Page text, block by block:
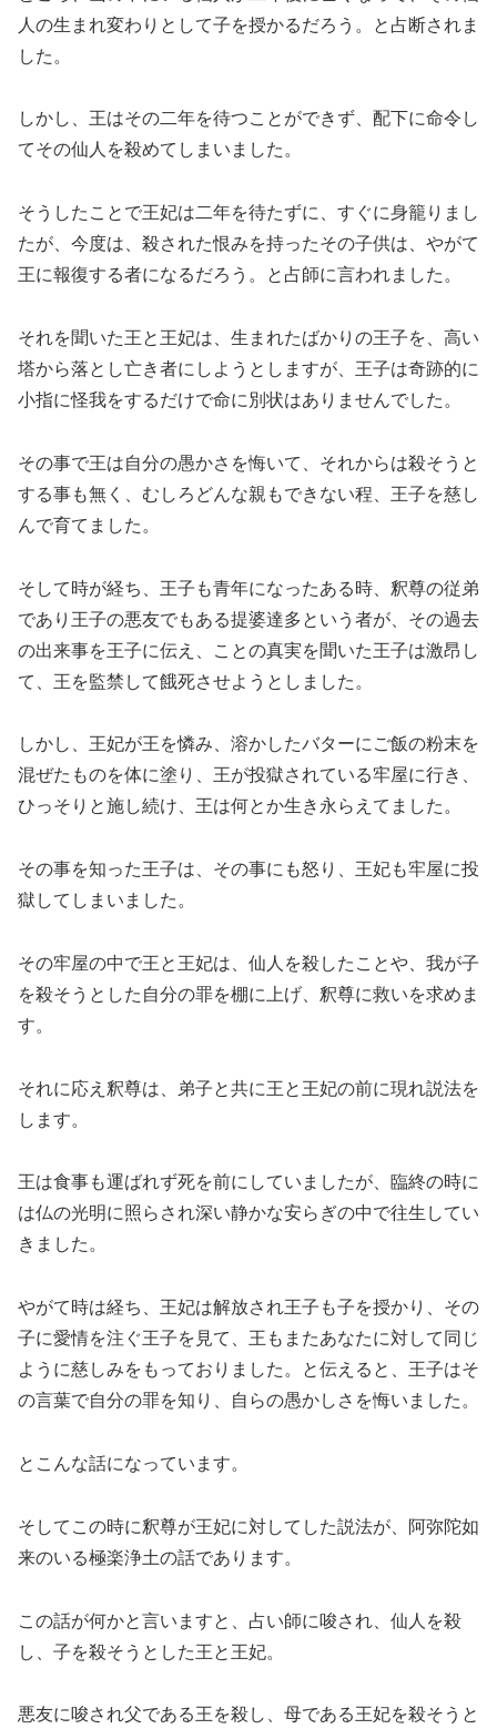
人の生まれ変わりとして子を授かるだろう。と占断されま
した。
しかし、王はその二年を待つことができず、配下に命令し
てその仙人を殺めてしまいました。
そうしたことで王妃は二年を待たずに、すぐに身籠りまし
たが、今度は、殺された恨みを持ったその子供は、やがて
王に報復する者になるだろう。と占師に言われました。
それを聞いた王と王妃は、生まれたばかりの王子を、高い
塔から落とし亡き者にしようとしますが、王子は奇跡的に
小指に怪我をするだけで命に別状はありませんでした。
その事で王は自分の愚かさを悔いて、それからは殺そうと
する事も無く、むしろどんな親もできない程、王子を慈し
んで育てました。
そして時が経ち、王子も青年になったある時、釈尊の従弟
であり王子の悪友でもある提婆達多という者が、その過去
の出来事を王子に伝え、ことの真実を聞いた王子は激昂し
て、王を監禁して餓死させようとしました。
しかし、王妃が王を憐み、溶かしたバターにご飯の粉末を
混ぜたものを体に塗り、王が投獄されている牢屋に行き、
ひっそりと施し続け、王は何とか生き永らえてました。
その事を知った王子は、その事にも怒り、王妃も牢屋に投
獄してしまいました。
その牢屋の中で王と王妃は、仙人を殺したことや、我が子
を殺そうとした自分の罪を棚に上げ、釈尊に救いを求めま
す。
それに応え釈尊は、弟子と共に王と王妃の前に現れ説法を
します。
王は食事も運ばれず死を前にしていましたが、臨終の時に
は仏の光明に照らされ深い静かな安らぎの中で往生してい
きました。
やがて時は経ち、王妃は解放され王子も子を授かり、その
子に愛情を注ぐ王子を見て、王もまたあなたに対して同じ
ように慈しみをもっておりました。と伝えると、王子はそ
の言葉で自分の罪を知り、自らの愚かしさを悔いました。
とこんな話になっています。
そしてこの時に釈尊が王妃に対してした説法が、阿弥陀如
来のいる極楽浄土の話であります。
この話が何かと言いますと、占い師に唆され、仙人を殺
し、子を殺そうとした王と王妃。
悪友に唆され父である王を殺し、母である王妃を殺そうと